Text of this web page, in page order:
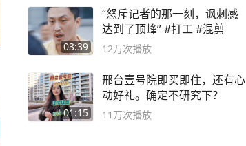
03:39
“怒斥记者的那一刻，讽刺感
达到了顶峰” #打工 #混剪
12万次播放
01:15
邢台壹号院即买即住，还有心
动好礼。确定不研究下？
11万次播放